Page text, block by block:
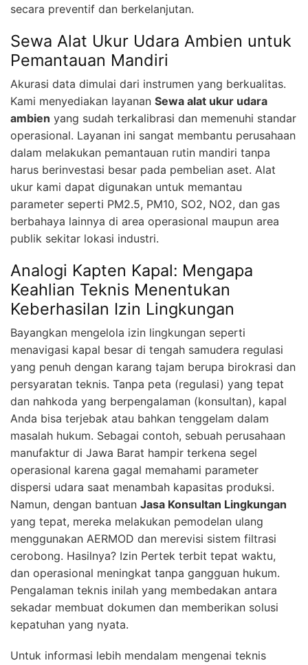
secara preventif dan berkelanjutan.
Sewa Alat Ukur Udara Ambien untuk
Pemantauan Mandiri
Akurasi data dimulai dari instrumen yang berkualitas.
Kami menyediakan layanan Sewa alat ukur udara
ambien yang sudah terkalibrasi dan memenuhi standar
operasional. Layanan ini sangat membantu perusahaan
dalam melakukan pemantauan rutin mandiri tanpa
harus berinvestasi besar pada pembelian aset. Alat
ukur kami dapat digunakan untuk memantau
parameter seperti PM2.5, PM10, SO2, NO2, dan gas
berbahaya lainnya di area operasional maupun area
publik sekitar lokasi industri.
Analogi Kapten Kapal: Mengapa
Keahlian Teknis Menentukan
Keberhasilan Izin Lingkungan
Bayangkan mengelola izin lingkungan seperti
menavigasi kapal besar di tengah samudera regulasi
yang penuh dengan karang tajam berupa birokrasi dan
persyaratan teknis. Tanpa peta (regulasi) yang tepat
dan nahkoda yang berpengalaman (konsultan), kapal
Anda bisa terjebak atau bahkan tenggelam dalam
masalah hukum. Sebagai contoh, sebuah perusahaan
manufaktur di Jawa Barat hampir terkena segel
operasional karena gagal memahami parameter
dispersi udara saat menambah kapasitas produksi.
Namun, dengan bantuan Jasa Konsultan Lingkungan
yang tepat, mereka melakukan pemodelan ulang
menggunakan AERMOD dan merevisi sistem filtrasi
cerobong. Hasilnya? Izin Pertek terbit tepat waktu,
dan operasional meningkat tanpa gangguan hukum.
Pengalaman teknis inilah yang membedakan antara
sekadar membuat dokumen dan memberikan solusi
kepatuhan yang nyata.
Untuk informasi lebih mendalam mengenai teknis